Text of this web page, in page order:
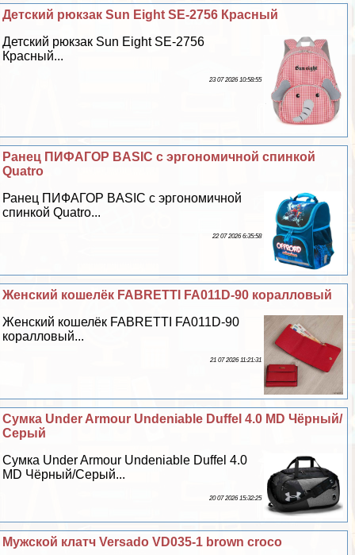
Детский рюкзак Sun Eight SE-2756 Красный
Детский рюкзак Sun Eight SE-2756
Красный...
23 07 2026 10:58:55
Ранец ПИФАГОР BASIC с эргономичной спинкой
Quatro
Ранец ПИФАГОР BASIC с эргономичной
спинкой Quatro...
22 07 2026 6:35:58
Женский кошелёк FABRETTI FA011D-90 коралловый
Женский кошелёк FABRETTI FA011D-90
коралловый...
21 07 2026 11:21:31
Сумка Under Armour Undeniable Duffel 4.0 MD Чёрный/
Серый
Сумка Under Armour Undeniable Duffel 4.0
MD Чёрный/Серый...
20 07 2026 15:32:25
Мужской клатч Versado VD035-1 brown croco